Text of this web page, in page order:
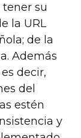
tener su
la URL
de la
Además
decir,
del
estén
y